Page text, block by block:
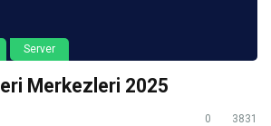
Server
Merkezleri 2025
0 3831